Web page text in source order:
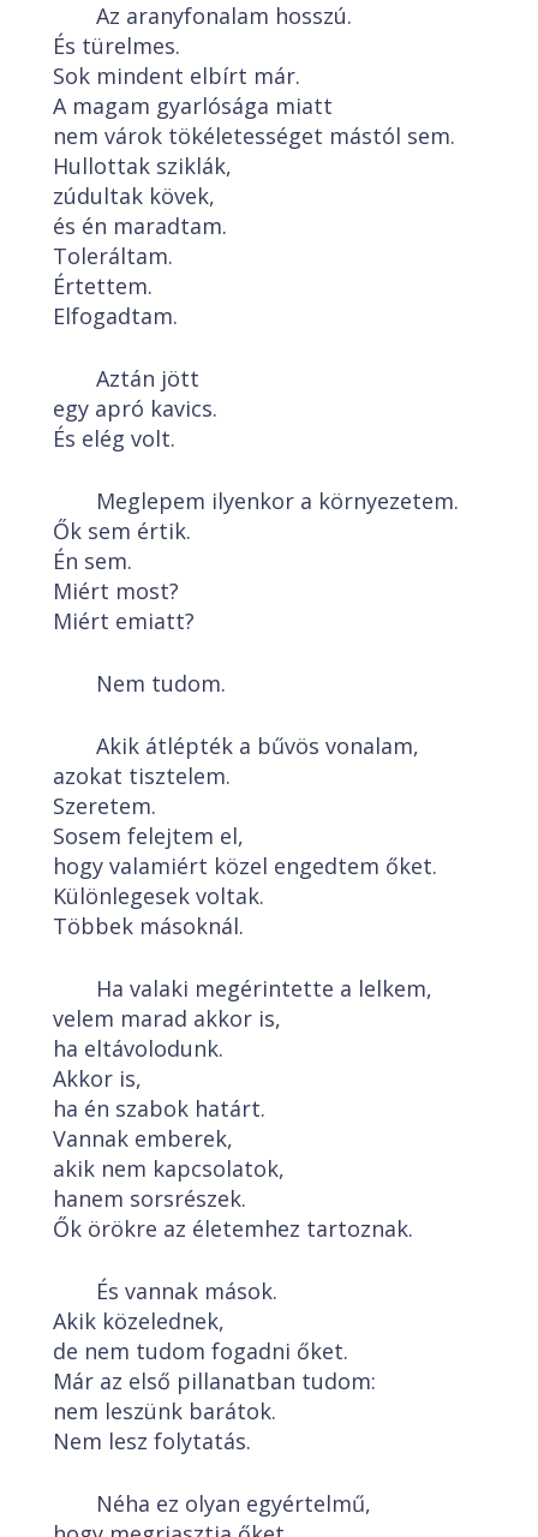
Az aranyfonalam hosszú.
És türelmes.
Sok mindent elbírt már.
A magam gyarlósága miatt
nem várok tökéletességet mástól sem.
Hullottak sziklák,
zúdultak kövek,
és én maradtam.
Toleráltam.
Értettem.
Elfogadtam.
Aztán jött
egy apró kavics.
És elég volt.
Meglepem ilyenkor a környezetem.
Ők sem értik.
Én sem.
Miért most?
Miért emiatt?
Nem tudom.
Akik átlépték a bűvös vonalam,
azokat tisztelem.
Szeretem.
Sosem felejtem el,
hogy valamiért közel engedtem őket.
Különlegesek voltak.
Többek másoknál.
Ha valaki megérintette a lelkem,
velem marad akkor is,
ha eltávolodunk.
Akkor is,
ha én szabok határt.
Vannak emberek,
akik nem kapcsolatok,
hanem sorsrészek.
Ők örökre az életemhez tartoznak.
És vannak mások.
Akik közelednek,
de nem tudom fogadni őket.
Már az első pillanatban tudom:
nem leszünk barátok.
Nem lesz folytatás.
Néha ez olyan egyértelmű,